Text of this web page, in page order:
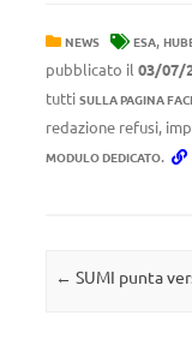
NEWS ESA,
pubblicato il 03/07/
tutti SULLA PAGINA
redazione refusi,
MODULO DEDICATO.
Navigazione
← SUMI punta